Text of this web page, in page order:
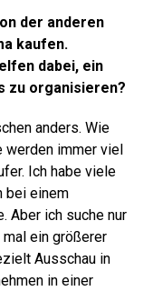
der anderen
kaufen.
dabei, ein
zu organisieren?
anders. Wie
immer viel
Ich habe viele
bei einem
Aber ich suche nur
ein größerer
Ausschau in
in einer